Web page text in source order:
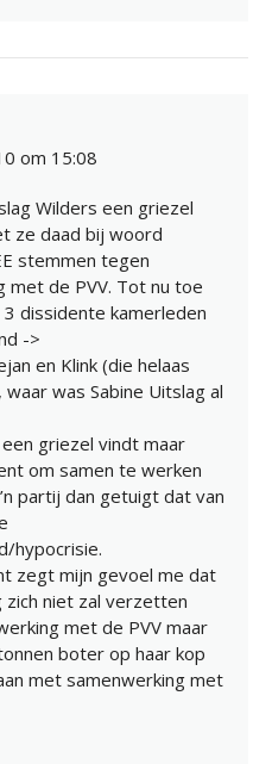
om 15:08
Wilders een griezel
ze daad bij woord
stemmen tegen
met de PVV. Tot nu toe
dissidente kamerleden
->
en Klink (die helaas
was Sabine Uitslag al
griezel vindt maar
om samen te werken
partij dan getuigt dat van
hypocrisie.
zegt mijn gevoel me dat
zich niet zal verzetten
met de PVV maar
boter op haar kop
met samenwerking met